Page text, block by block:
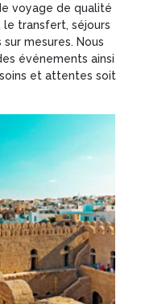
voyage de qualité
le transfert, séjours
mesures. Nous
événements ainsi
et attentes soit